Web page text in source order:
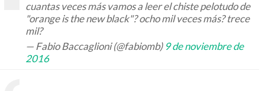
cuantas veces más vamos a leer el chiste pelotudo de
"orange is the new black"? ocho mil veces más? trece
mil?
— Fabio Baccaglioni (@fabiomb) 9 de noviembre de
2016